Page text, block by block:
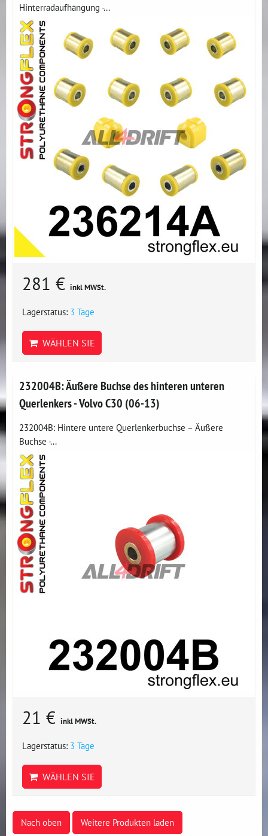
Hinterradaufhängung -...
281 € inkl MWSt.
Lagerstatus: 3 Tage
WÄHLEN SIE
232004B: Äußere Buchse des hinteren unteren
Querlenkers - Volvo C30 (06-13)
232004B: Hintere untere Querlenkerbuchse – Äußere
Buchse -...
21 € inkl MWSt.
Lagerstatus: 3 Tage
WÄHLEN SIE
Nach oben Weitere Produkten laden